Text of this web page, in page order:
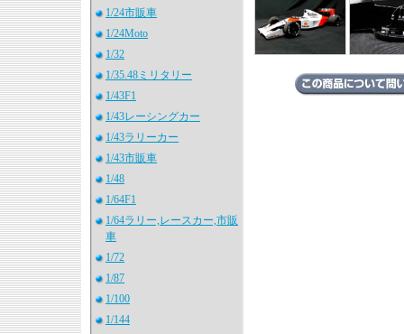
1/24市販車
1/24Moto
1/32
1/35.48ミリタリー
1/43F1
1/43レーシングカー
1/43ラリーカー
1/43市販車
1/48
1/64F1
1/64ラリー,レースカー,市販
車
1/72
1/87
1/100
1/144